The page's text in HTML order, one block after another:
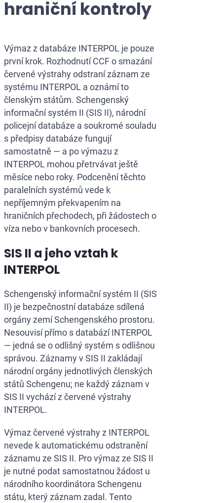
hraniční kontroly
Výmaz z databáze INTERPOL je pouze
první krok. Rozhodnutí CCF o smazání
červené výstrahy odstraní záznam ze
systému INTERPOL a oznámí to
členským státům. Schengenský
informační systém II (SIS II), národní
policejní databáze a soukromé souladu
s předpisy databáze fungují
samostatně — a po výmazu z
INTERPOL mohou přetrvávat ještě
měsíce nebo roky. Podcenění těchto
paralelních systémů vede k
nepříjemným překvapením na
hraničních přechodech, při žádostech o
víza nebo v bankovních procesech.
SIS II a jeho vztah k
INTERPOL
Schengenský informační systém II (SIS
II) je bezpečnostní databáze sdílená
orgány zemí Schengenského prostoru.
Nesouvisí přímo s databází INTERPOL
— jedná se o odlišný systém s odlišnou
správou. Záznamy v SIS II zakládají
národní orgány jednotlivých členských
států Schengenu; ne každý záznam v
SIS II vychází z červené výstrahy
INTERPOL.
Výmaz červené výstrahy z INTERPOL
nevede k automatickému odstranění
záznamu ze SIS II. Pro výmaz ze SIS II
je nutné podat samostatnou žádost u
národního koordinátora Schengenu
státu, který záznam zadal. Tento